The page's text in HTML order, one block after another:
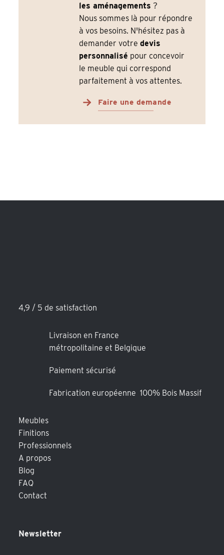
les aménagements ?
Nous sommes là pour répondre
à vos besoins. N'hésitez pas à
demander votredevis
personnalisé pour concevoir
le meuble qui correspond
parfaitement à vos attentes.
Faire une demande
4,9 / 5 de satisfaction
Livraison en France
métropolitaine et Belgique
Paiement sécurisé
Fabrication européenne 100% Bois Massif
Meubles
Finitions
Professionnels
A propos
Blog
FAQ
Contact
Newsletter